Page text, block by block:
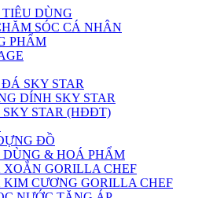
DÙNG
SÓC CÁ NHÂN
PHẨM
SKY STAR
DÍNH SKY STAR
SKY STAR (HĐĐT)
ĐỒ
& HOÁ PHẨM
XOẮN GORILLA CHEF
KIM CƯƠNG GORILLA CHEF